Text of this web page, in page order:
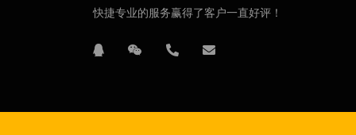
快捷专业的服务赢得了客户一直好评！